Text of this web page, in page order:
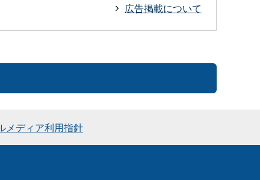
広告掲載について
メディア利用指針